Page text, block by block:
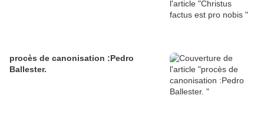
procès de canonisation :Pedro
Ballester.